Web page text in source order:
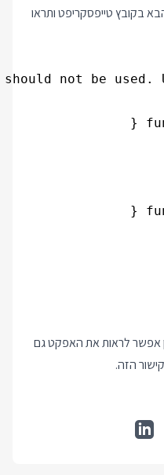
בקובץ טייפסקריפט ותראו
אפשר לראות את האפקט גם
הזה.